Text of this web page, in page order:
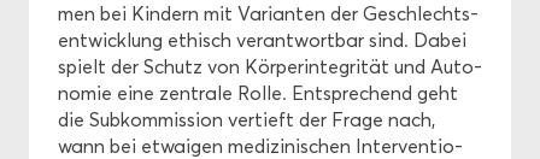
men bei Kin­dern mit Va­ri­an­ten der Ge­schlechts­
ent­wick­lung ethisch ver­ant­wort­bar sind. Dabei
spielt der Schutz von Kör­per­in­te­gri­tät und Au­to­
no­mie eine zen­tra­le Rolle. Ent­spre­chend geht
die Sub­kom­mis­si­on ver­tieft der Frage nach,
wann bei et­wa­igen me­di­zi­ni­schen In­ter­ven­tio­